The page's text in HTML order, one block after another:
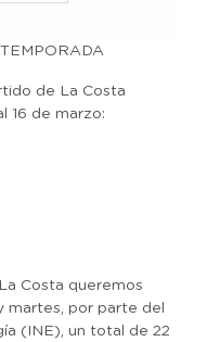
de La Costa
16 de marzo:
Costa queremos
martes, por parte del
(INE), un total de 22